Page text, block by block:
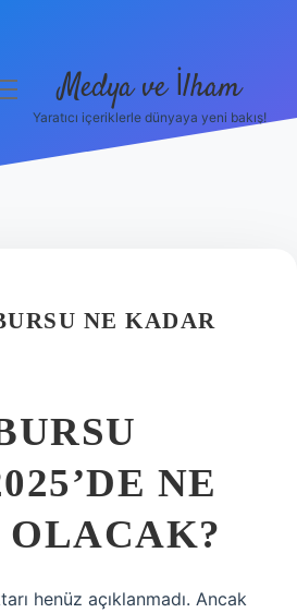
Medya ve İlham
Yaratıcı içeriklerle dünyaya yeni bakış!
NE KADAR
NE
henüz açıklanmadı. Ancak